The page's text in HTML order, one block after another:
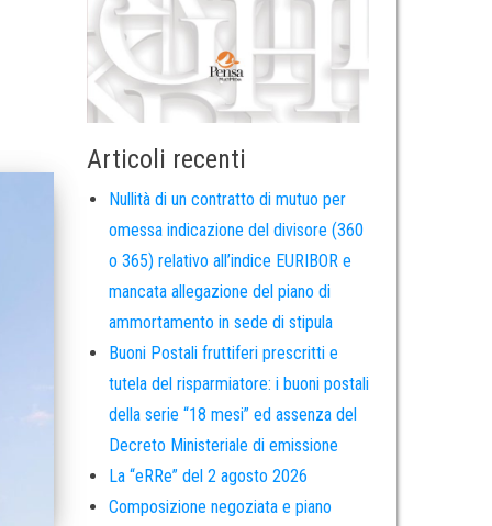
Articoli recenti
Nullità di un contratto di mutuo per
omessa indicazione del divisore (360
o 365) relativo all’indice EURIBOR e
mancata allegazione del piano di
ammortamento in sede di stipula
Buoni Postali fruttiferi prescritti e
tutela del risparmiatore: i buoni postali
della serie “18 mesi” ed assenza del
Decreto Ministeriale di emissione
La “eRRe” del 2 agosto 2026
Composizione negoziata e piano